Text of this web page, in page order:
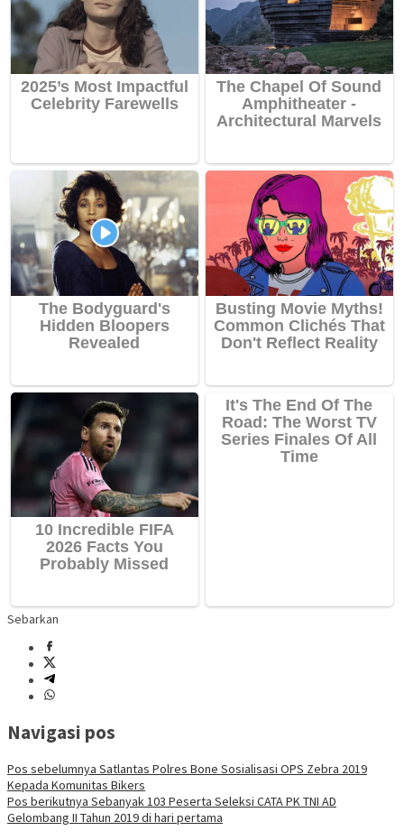
Sebarkan
Navigasi pos
Pos sebelumnya Satlantas Polres Bone Sosialisasi OPS Zebra 2019
Kepada Komunitas Bikers
Pos berikutnya Sebanyak 103 Peserta Seleksi CATA PK TNI AD
Gelombang II Tahun 2019 di hari pertama